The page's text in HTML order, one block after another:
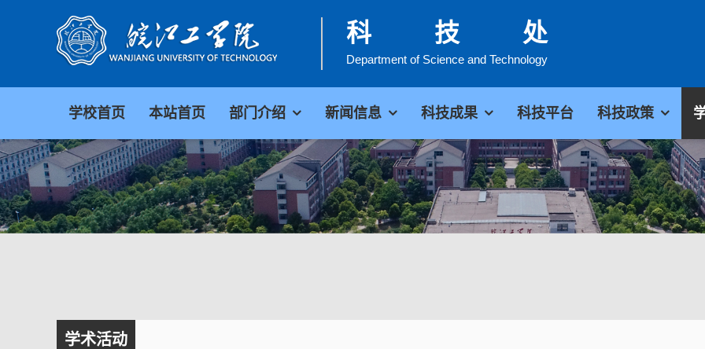
科技处
Department of Science and Technology
学校首页 本站首页 部门介绍 新闻信息 科技成果 科技平台 科技政策
学术活动